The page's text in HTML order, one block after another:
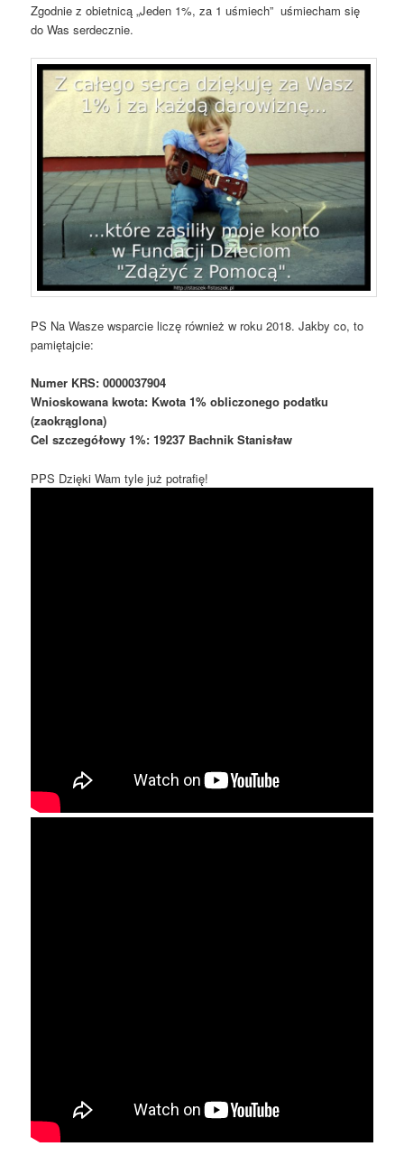
Zgodnie z obietnicą „Jeden 1%, za 1 uśmiech” uśmiecham się
do Was serdecznie.
PS Na Wasze wsparcie liczę również w roku 2018. Jakby co, to
pamiętajcie:
Numer KRS: 0000037904
Wnioskowana kwota: Kwota 1% obliczonego podatku
(zaokrąglona)
Cel szczegółowy 1%: 19237 Bachnik Stanisław
PPS Dzięki Wam tyle już potrafię!